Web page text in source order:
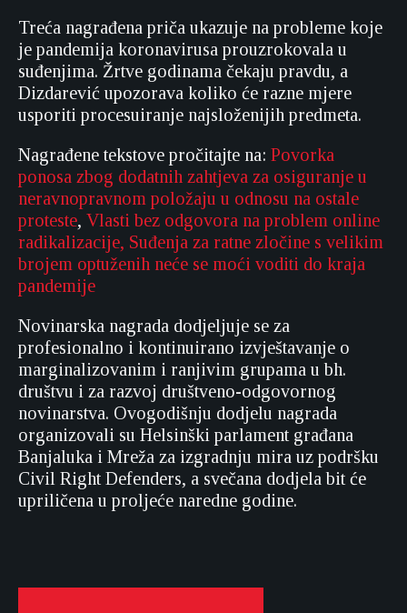
Treća nagrađena priča ukazuje na probleme koje
je pandemija koronavirusa prouzrokovala u
suđenjima. Žrtve godinama čekaju pravdu, a
Dizdarević upozorava koliko će razne mjere
usporiti procesuiranje najsloženijih predmeta.
Nagrađene tekstove pročitajte na: Povorka
ponosa zbog dodatnih zahtjeva za osiguranje u
neravnopravnom položaju u odnosu na ostale
proteste, Vlasti bez odgovora na problem online
radikalizacije, Suđenja za ratne zločine s velikim
brojem optuženih neće se moći voditi do kraja
pandemije
Novinarska nagrada dodjeljuje se za
profesionalno i kontinuirano izvještavanje o
marginalizovanim i ranjivim grupama u bh.
društvu i za razvoj društveno-odgovornog
novinarstva. Ovogodišnju dodjelu nagrada
organizovali su Helsinški parlament građana
Banjaluka i Mreža za izgradnju mira uz podršku
Civil Right Defenders, a svečana dodjela bit će
upriličena u proljeće naredne godine.